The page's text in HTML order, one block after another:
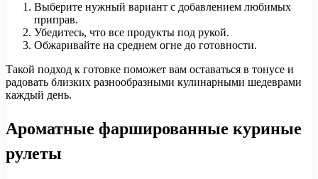
Выберите нужный вариант с добавлением любимых
приправ.
Убедитесь, что все продукты под рукой.
Обжаривайте на среднем огне до готовности.
Такой подход к готовке поможет вам оставаться в тонусе и
радовать близких разнообразными кулинарными шедеврами
каждый день.
Ароматные фаршированные куриные
рулеты